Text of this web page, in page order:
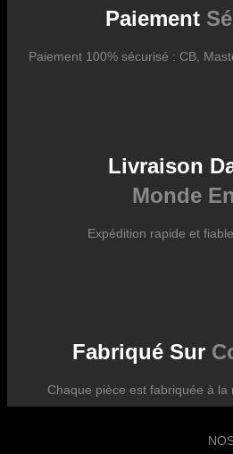
des fluctuations tarifaires des
Paiement
Paiement 100% sécurisé : CB,
Livraison
Monde
Expédition rapide et
Fabriqué Sur
Chaque pièce est fabriquée à la